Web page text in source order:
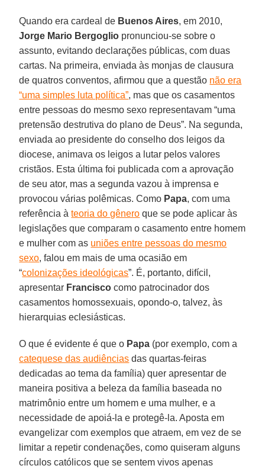
Quando era cardeal de Buenos Aires, em 2010,
Jorge Mario Bergoglio pronunciou-se sobre o
assunto, evitando declarações públicas, com duas
cartas. Na primeira, enviada às monjas de clausura
de quatros conventos, afirmou que a questão não era
“uma simples luta política”, mas que os casamentos
entre pessoas do mesmo sexo representavam “uma
pretensão destrutiva do plano de Deus”. Na segunda,
enviada ao presidente do conselho dos leigos da
diocese, animava os leigos a lutar pelos valores
cristãos. Esta última foi publicada com a aprovação
de seu ator, mas a segunda vazou à imprensa e
provocou várias polêmicas. Como Papa, com uma
referência àteoria do gênero que se pode aplicar às
legislações que comparam o casamento entre homem
e mulher com as uniões entre pessoas do mesmo
sexo, falou em mais de uma ocasião em
“colonizações ideológicas”. É, portanto, difícil,
apresentar Francisco como patrocinador dos
casamentos homossexuais, opondo-o, talvez, às
hierarquias eclesiásticas.
O que é evidente é que o Papa (por exemplo, com a
catequese das audiências das quartas-feiras
dedicadas ao tema da família) quer apresentar de
maneira positiva a beleza da família baseada no
matrimônio entre um homem e uma mulher, e a
necessidade de apoiá-la e protegê-la. Aposta em
evangelizar com exemplos que atraem, em vez de se
limitar a repetir condenações, como quiseram alguns
círculos católicos que se sentem vivos apenas